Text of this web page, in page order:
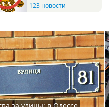
123 новости